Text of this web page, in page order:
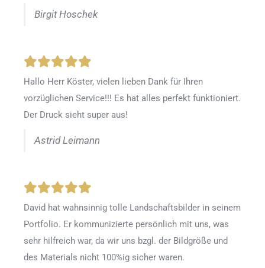
Birgit Hoschek
Hallo Herr Köster, vielen lieben Dank für Ihren
vorzüglichen Service!!! Es hat alles perfekt funktioniert.
Der Druck sieht super aus!
Astrid Leimann
David hat wahnsinnig tolle Landschaftsbilder in seinem
Portfolio. Er kommunizierte persönlich mit uns, was
sehr hilfreich war, da wir uns bzgl. der Bildgröße und
des Materials nicht 100%ig sicher waren.